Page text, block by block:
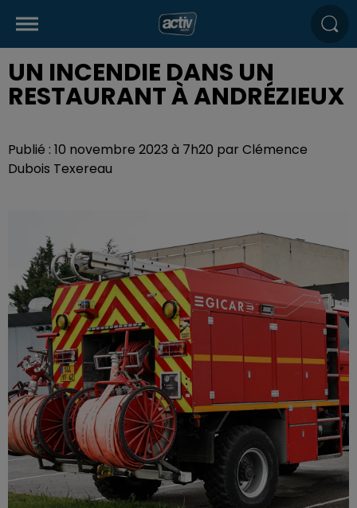
UN INCENDIE DANS UN
RESTAURANT À ANDRÉZIEUX
Publié : 10 novembre 2023 à 7h20 par Clémence
Dubois Texereau